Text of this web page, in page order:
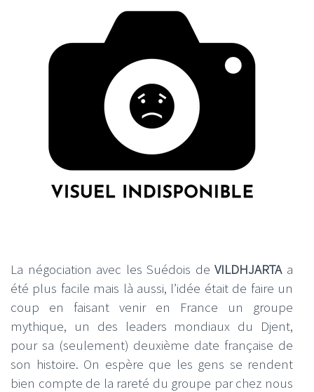
La négociation avec les Suédois deVILDHJARTA a
été plus facile mais là aussi, l’idée était de faire un
coup en faisant venir en France un groupe
mythique, un des leaders mondiaux du Djent,
pour sa (seulement) deuxième date française de
son histoire. On espère que les gens se rendent
bien compte de la rareté du groupe par chez nous